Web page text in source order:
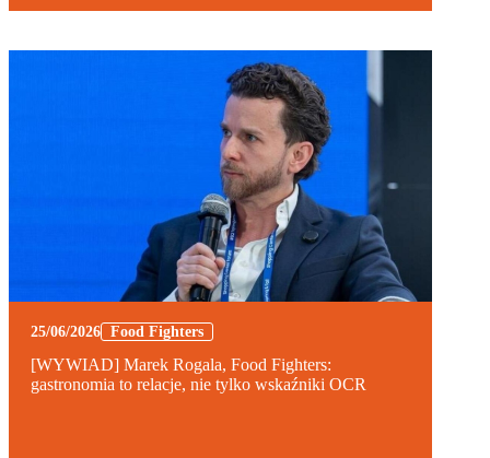
25/06/2026 Food Fighters
[WYWIAD] Marek Rogala, Food Fighters:
gastronomia to relacje, nie tylko wskaźniki OCR